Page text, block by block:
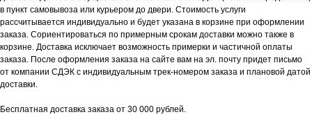
в пункт самовывоза или курьером до двери. Стоимость услуги
рассчитывается индивидуально и будет указана в корзине при оформлении
заказа. Сориентироваться по примерным срокам доставки можно также в
корзине. Доставка исключает возможность примерки и частичной оплаты
заказа. После оформления заказа на сайте вам на эл. почту придет письмо
от компании СДЭК с индивидуальным трек-номером заказа и плановой датой
доставки.
Бесплатная доставка заказа от 30 000 рублей.